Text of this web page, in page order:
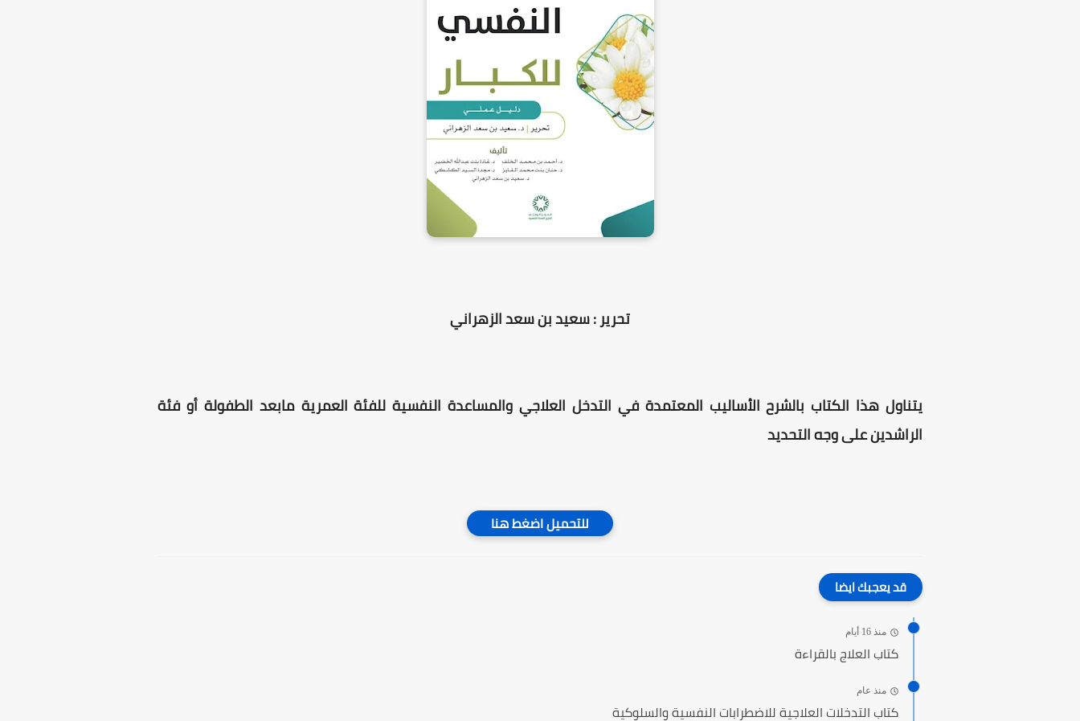
تحرير : سعيد بن سعد الزهراني
يتناول هذا الكتاب بالشرح الأساليب المعتمدة في التدخل العلاجي والمساعدة النفسية للفئة العمرية مابعد الطفولة أو فئة
الراشدين على وجه التحديد
للتحميل اضغط هنا
قد يعجبك ايضا
منذ 16 أيام
كتاب العلاج بالقراءة
منذ عام
كتاب التدخلات العلاجية للاضطرابات النفسية والسلوكية